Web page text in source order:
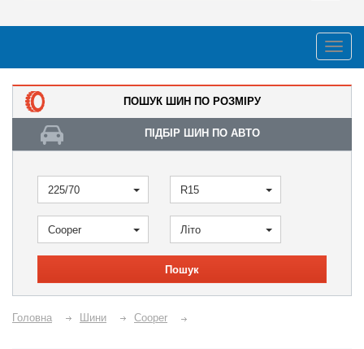
ПОШУК ШИН ПО РОЗМІРУ
ПІДБІР ШИН ПО АВТО
225/70 R15
Cooper Літо
Пошук
Головна Шини Cooper